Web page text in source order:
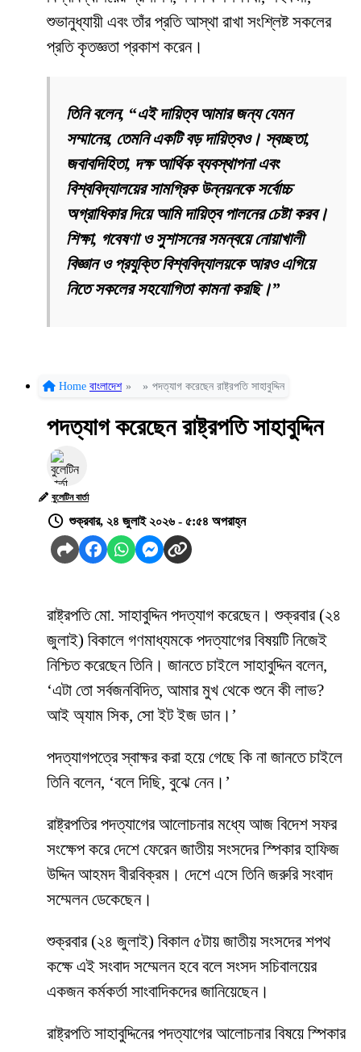
শুভানুধ্যায়ী এবং তাঁর প্রতি আস্থা রাখা সংশ্লিষ্ট সকলের
প্রতি কৃতজ্ঞতা প্রকাশ করেন।
তিনি বলেন, “এই দায়িত্ব আমার জন্য যেমন
সম্মানের, তেমনি একটি বড় দায়িত্বও। স্বচ্ছতা,
জবাবদিহিতা, দক্ষ আর্থিক ব্যবস্থাপনা এবং
বিশ্ববিদ্যালয়ের সামগ্রিক উন্নয়নকে সর্বোচ্চ
অগ্রাধিকার দিয়ে আমি দায়িত্ব পালনের চেষ্টা করব।
শিক্ষা, গবেষণা ও সুশাসনের সমন্বয়ে নোয়াখালী
বিজ্ঞান ও প্রযুক্তি বিশ্ববিদ্যালয়কে আরও এগিয়ে
নিতে সকলের সহযোগিতা কামনা করছি।”
Home বাংলাদেশ » » পদত্যাগ করেছেন রাষ্ট্রপতি সাহাবুদ্দিন
পদত্যাগ করেছেন রাষ্ট্রপতি সাহাবুদ্দিন
বুলেটিন বার্তা
শুক্রবার, ২৪ জুলাই ২০২৬ - ৫:৫৪ অপরাহ্ন
রাষ্ট্রপতি মো. সাহাবুদ্দিন পদত্যাগ করেছেন। শুক্রবার (২৪
জুলাই) বিকালে গণমাধ্যমকে পদত্যাগের বিষয়টি নিজেই
নিশ্চিত করেছেন তিনি। জানতে চাইলে সাহাবুদ্দিন বলেন,
‘এটা তো সর্বজনবিদিত, আমার মুখ থেকে শুনে কী লাভ?
আই অ্যাম সিক, সো ইট ইজ ডান।’
পদত্যাগপত্রে স্বাক্ষর করা হয়ে গেছে কি না জানতে চাইলে
তিনি বলেন, ‘বলে দিছি, বুঝে নেন।’
রাষ্ট্রপতির পদত্যাগের আলোচনার মধ্যে আজ বিদেশ সফর
সংক্ষেপ করে দেশে ফেরেন জাতীয় সংসদের স্পিকার হাফিজ
উদ্দিন আহমদ বীরবিক্রম। দেশে এসে তিনি জরুরি সংবাদ
সম্মেলন ডেকেছেন।
শুক্রবার (২৪ জুলাই) বিকাল ৫টায় জাতীয় সংসদের শপথ
কক্ষে এই সংবাদ সম্মেলন হবে বলে সংসদ সচিবালয়ের
একজন কর্মকর্তা সাংবাদিকদের জানিয়েছেন।
রাষ্ট্রপতি সাহাবুদ্দিনের পদত্যাগের আলোচনার বিষয়ে স্পিকার